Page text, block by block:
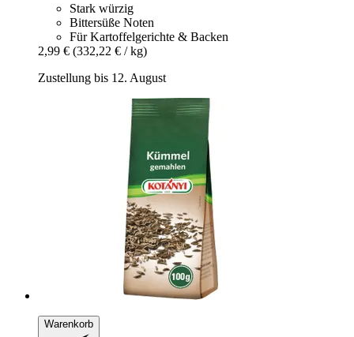
Stark würzig
Bittersüße Noten
Für Kartoffelgerichte & Backen
2,99 € (332,22 € / kg)
Zustellung bis 12. August
Warenkorb